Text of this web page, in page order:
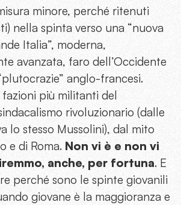
minore, perché ritenuti
nella spinta verso una “nuova
Italia”, moderna,
avanzata, faro dell’Occidente
anglo-francesi.
più militanti del
rivoluzionario (dalle
lo stesso Mussolini), dal mito
e di Roma. Non vi è e non vi
anche, per fortuna. E
perché sono le spinte giovanili
giovane è la maggioranza e